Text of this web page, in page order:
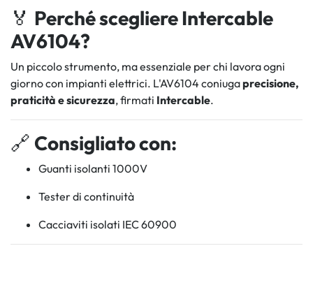
🏅 Perché scegliere Intercable
AV6104?
Un piccolo strumento, ma essenziale per chi lavora ogni
giorno con impianti elettrici. L'AV6104 coniugaprecisione,
praticità e sicurezza, firmati Intercable.
🔗 Consigliato con:
Guanti isolanti 1000V
Tester di continuità
Cacciaviti isolati IEC 60900